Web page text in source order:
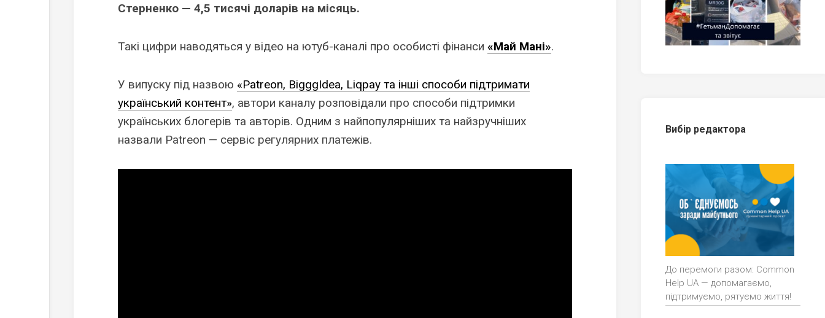
Стерненко — 4,5 тисячі доларів на місяць.
Такі цифри наводяться у відео на ютуб-каналі про особисті фінанси «Май Мані».
У випуску під назвою «Patreon, BigggIdea, Liqpay та інші способи підтримати
український контент», автори каналу розповідали про способи підтримки
українських блогерів та авторів. Одним з найпопулярніших та найзручніших
назвали Patreon — сервіс регулярних платежів.
Вибір редактора
До перемоги разом: Common
Help UA — допомагаємо,
підтримуємо, рятуємо життя!